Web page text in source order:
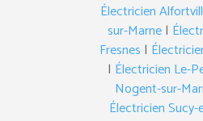
Électricien
sur-Marne|
Fresnes |
| Électricien Le-
Nogent-sur-
Électricien Sucy-